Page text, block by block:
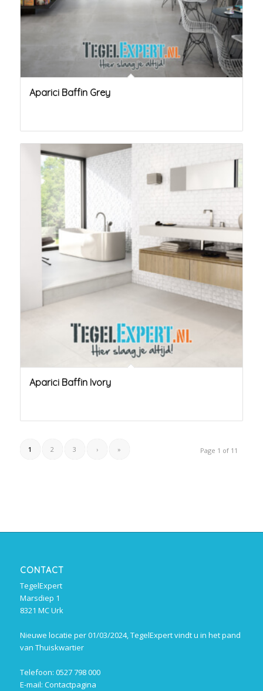
Aparici Baffin Grey
Aparici Baffin Ivory
Page 1 of 11
1 2 3 › »
CONTACT
TegelExpert
Marsdiep 1
8321 MC Urk
Nieuwe locatie per 01/03/2024, TegelExpert vindt u in het pand
van Thuiskwartier
Telefoon: 0527 798 000
E-mail: Contactpagina